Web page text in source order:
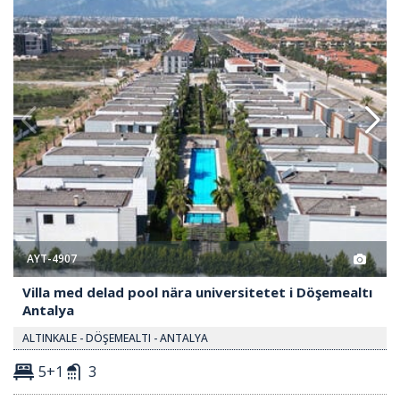
AYT-4907
Villa med delad pool nära universitetet i Döşemealtı
Antalya
ALTINKALE - DÖŞEMEALTI - ANTALYA
5+1 3